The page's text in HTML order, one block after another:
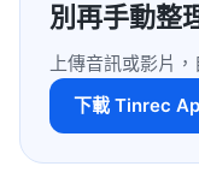
別再手動整
上傳音訊或影片
下載 Tinrec